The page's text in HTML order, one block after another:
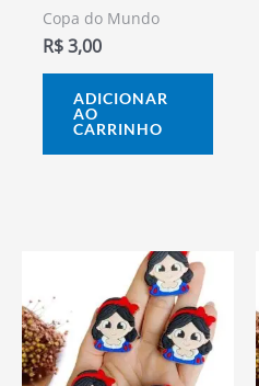
Copa do Mundo
R$3,00
ADICIONAR
AO
CARRINHO